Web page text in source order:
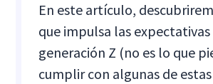
En este artículo,
que impulsa las expectativas
generación Z (no es lo que
cumplir con algunas de